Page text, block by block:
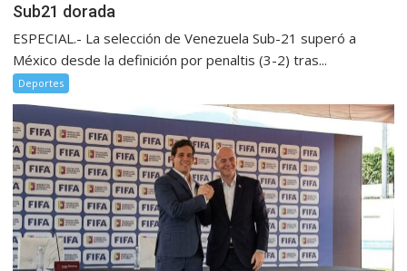
Sub21 dorada
ESPECIAL.- La selección de Venezuela Sub-21 superó a
México desde la definición por penaltis (3-2) tras...
Deportes